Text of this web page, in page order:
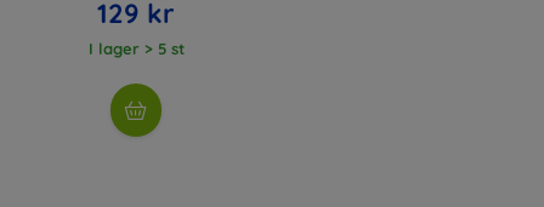
129 kr
I lager > 5 st